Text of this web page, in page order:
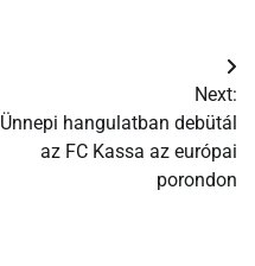
Next:
Ünnepi hangulatban debütál
az FC Kassa az európai
porondon